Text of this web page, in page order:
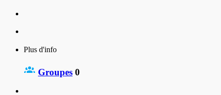
Plus d'info
Groupes 0